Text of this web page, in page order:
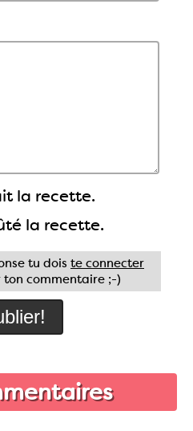
la recette.
la recette.
tu dois te connecter
commentaire ;-)